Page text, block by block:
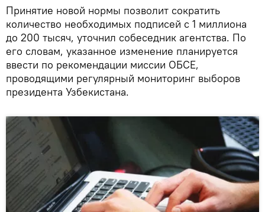
Принятие новой нормы позволит сократить
количество необходимых подписей с 1 миллиона
до 200 тысяч, уточнил собеседник агентства. По
его словам, указанное изменение планируется
ввести по рекомендации миссии ОБСЕ,
проводящими регулярный мониторинг выборов
президента Узбекистана.